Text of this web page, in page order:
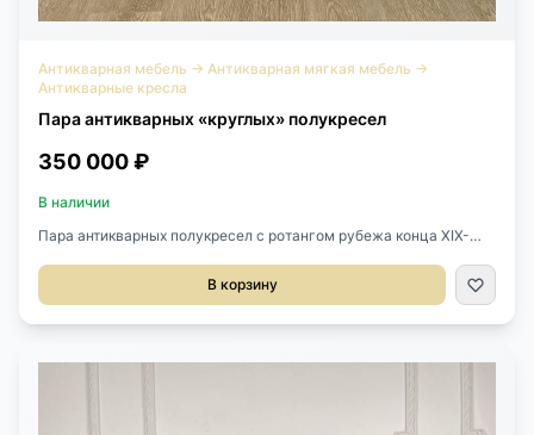
Антикварная мебель → Антикварная мягкая мебель →
Антикварные кресла
Пара антикварных «круглых» полукресел
350 000 ₽
В наличии
Пара антикварных полукресел с ротангом рубежа конца XIX-
натурального ротанга.Красивая балюстрада украшает спинку
кресел.Размер 52х48х72h см.Высота сиденья от пола 44 см.
В корзину